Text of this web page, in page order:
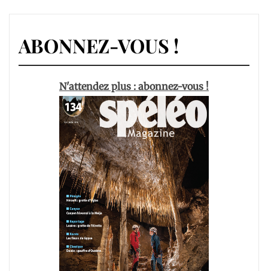
ABONNEZ-VOUS !
N'attendez plus : abonnez-vous !